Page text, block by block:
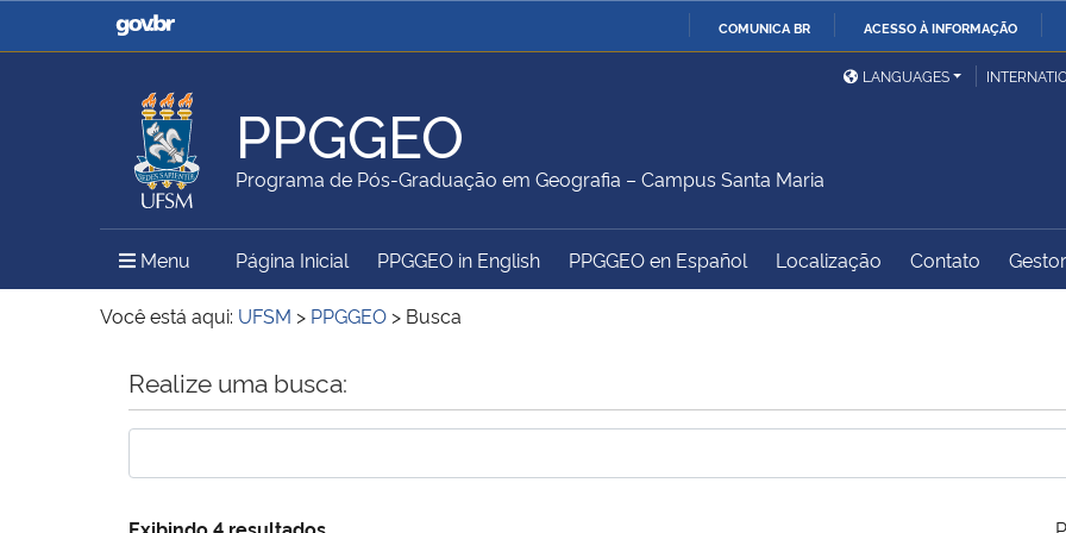
COMUNICA BR ACESSO À INFORMAÇÃO
Casa Civil
Ministério da Justiça e
Ministério da Defesa
Ministério das Relações
Exteriores
Ministério da Agricultura,
Pecuária e Abastecimento
Ministério da Educação
Ministério do Meio Ambiente Ministério do Turismo
Ministério do
Controladoria-Geral da
LANGUAGES
PPGGEO
Programa de Pós-Graduação em Geografia – Campus Santa Maria
Menu Menu Principal do Sítio
Página Inicial PPGGEO in English PPGGEO en Español Localização Contato
Você está aqui: UFSM > PPGGEO > Busca
Início do conteúdo
Realize uma busca:
Exibindo 4 resultados